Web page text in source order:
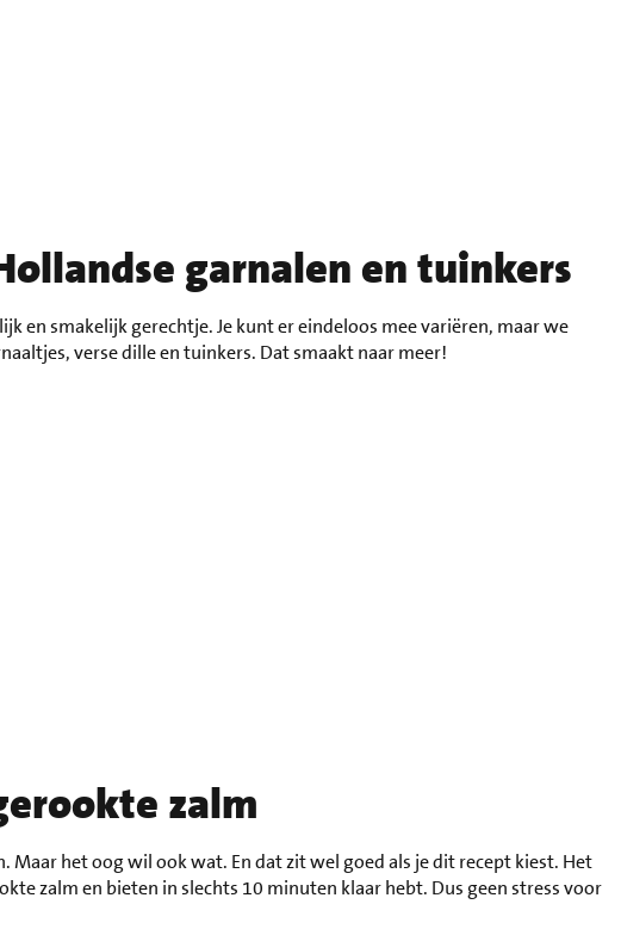
garnalen en tuinkers
en smakelijk gerechtje. Je kunt er eindeloos mee variëren, maar we
verse dille en tuinkers. Dat smaakt naar meer!
zalm
Maar het oog wil ook wat. En dat zit wel goed als je dit recept kiest. Het
zalm en bieten in slechts 10 minuten klaar hebt. Dus geen stress voor